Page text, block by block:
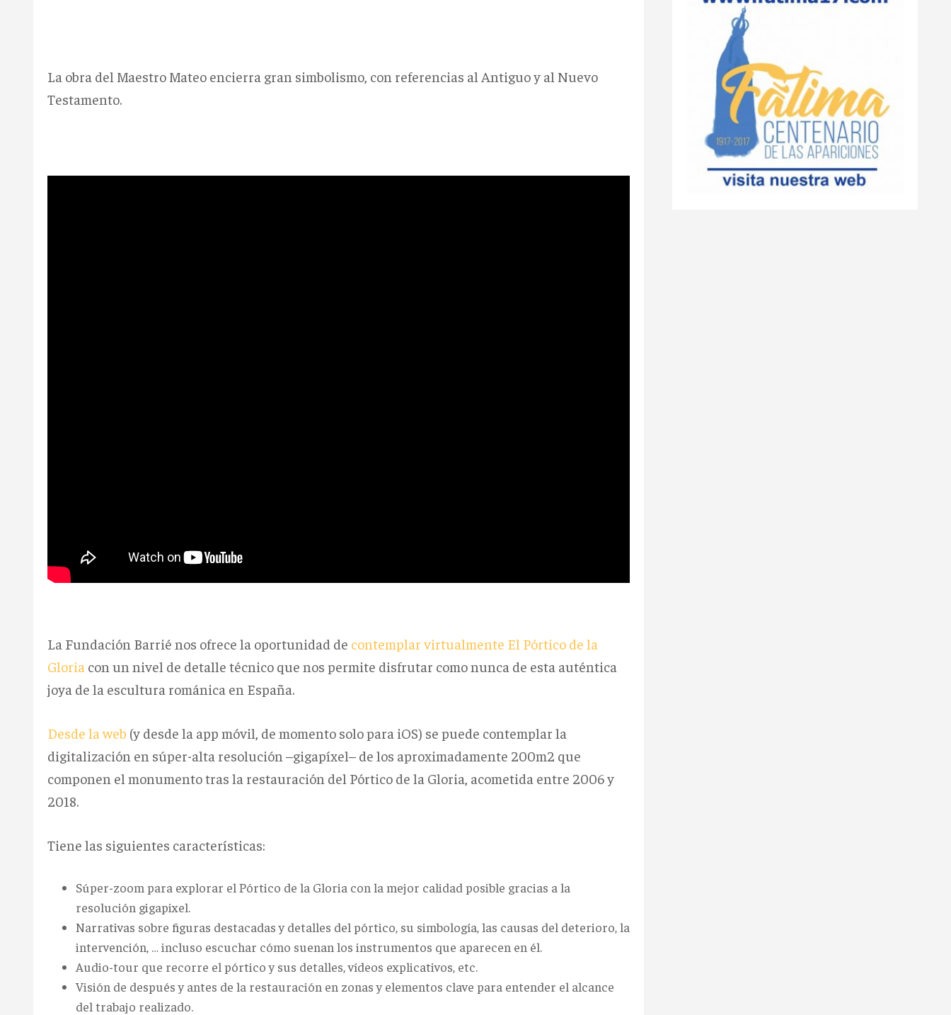
La obra del Maestro Mateo encierra gran simbolismo, con referencias al Antiguo y al Nuevo
Testamento.
La Fundación Barrié nos ofrece la oportunidad de contemplar virtualmente El Pórtico de la
Gloria con un nivel de detalle técnico que nos permite disfrutar como nunca de esta auténtica
joya de la escultura románica en España.
Desde la web (y desde la app móvil, de momento solo para iOS) se puede contemplar la
digitalización en súper-alta resolución –gigapíxel– de los aproximadamente 200m2 que
componen el monumento tras la restauración del Pórtico de la Gloria, acometida entre 2006 y
2018.
Tiene las siguientes características:
Súper-zoom para explorar el Pórtico de la Gloria con la mejor calidad posible gracias a la
resolución gigapixel.
Narrativas sobre figuras destacadas y detalles del pórtico, su simbología, las causas del deterioro, la
intervención, … incluso escuchar cómo suenan los instrumentos que aparecen en él.
Audio-tour que recorre el pórtico y sus detalles, vídeos explicativos, etc.
Visión de después y antes de la restauración en zonas y elementos clave para entender el alcance
del trabajo realizado.